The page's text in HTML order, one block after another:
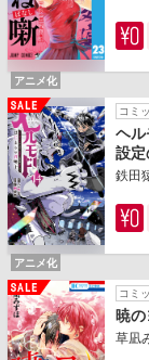
アニメ化
コミ
ヘ
設
鉄田
アニメ化
コミ
暁
草凪